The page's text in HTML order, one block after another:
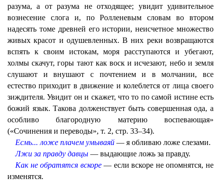
разума, а от разума не отходящее; увидит удивительное
вознесение слога и, по Ролленевым словам во втором
надесять томе древней его истории, неисчетное множество
живых красот и одушевленных. В них реки возвращаются
вспять к своим истокам, моря расступаются и убегают,
холмы скачут, горы тают как воск и исчезают, небо и земля
слушают и внушают с почтением и в молчании, все
естество приходит в движение и колеблется от лица своего
зиждителя. Увидит он и скажет, что то по самой истине есть
божий язык. Такова долженствует быть совершенная ода, а
особливо благородную материю воспевающая»
(«Сочинения и переводы», т. 2, стр. 33–34).
Есмь... ложе плачем умываяй — я обливаю ложе слезами.
Лжи за правду давцы — выдающие ложь за правду.
Как не обратятся вскоре— если вскоре не опомнятся, не
изменятся.